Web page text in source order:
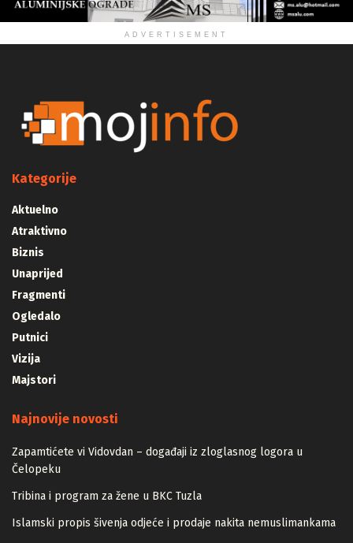
ADVERTISEMENT
Kategorije
Aktuelno
Atraktivno
Biznis
Unaprijed
Fragmenti
Ogledalo
Putnici
Vizija
Majstori
Najnovije novosti
Zapamtićete vi Vidovdan – događaji iz zloglasnog logora u
Čelopeku
Tribina i program za žene u BKC Tuzla
Islamski propis šivenja odjeće i prodaje nakita nemuslimankama